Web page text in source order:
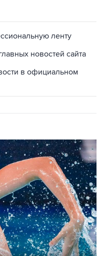
ленту
новостей сайта
в официальном